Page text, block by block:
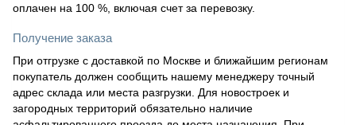
оплачен на 100 %, включая счет за перевозку.
Получение заказа
При отгрузке с доставкой по Москве и ближайшим регионам
покупатель должен сообщить нашему менеджеру точный
адрес склада или места разгрузки. Для новостроек и
загородных территорий обязательно наличие